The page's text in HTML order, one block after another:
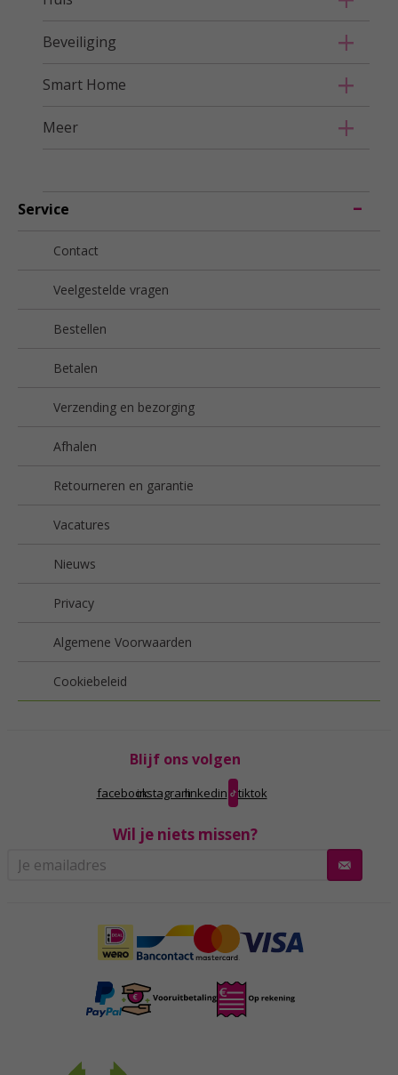
Beveiliging
Smart Home
Meer
Service
Contact
Veelgestelde vragen
Bestellen
Betalen
Verzending en bezorging
Afhalen
Retourneren en garantie
Vacatures
Nieuws
Privacy
Algemene Voorwaarden
Cookiebeleid
Blijf ons volgen
facebookinstagramlinkedin tiktok
Wil je niets missen?